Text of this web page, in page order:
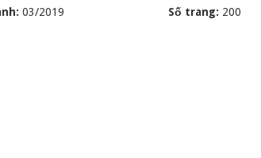
03/2019 Số trang: 200